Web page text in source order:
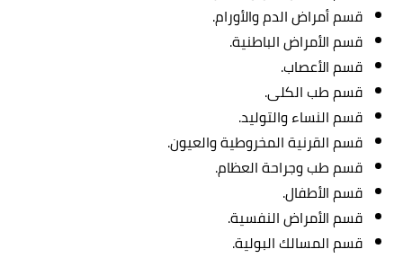
قسم أمراض الدم والأورام.
قسم الأمراض الباطنية.
قسم الأعصاب.
قسم طب الكلى.
قسم النساء والتوليد.
قسم القرنية المخروطية والعيون.
قسم طب وجراحة العظام.
قسم الأطفال.
قسم الأمراض النفسية.
قسم المسالك البولية.